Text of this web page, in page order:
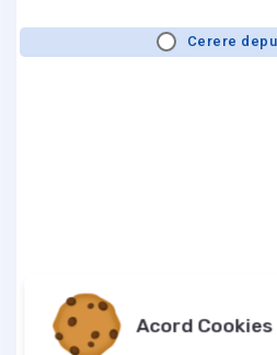
Cerere
Acord Cookies